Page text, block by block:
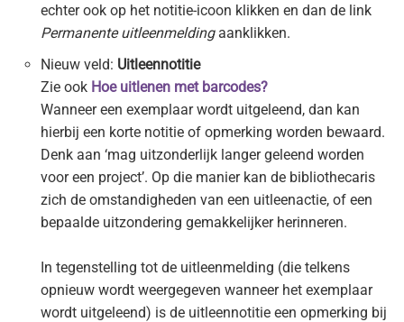
echter ook op het notitie-icoon klikken en dan de link
Permanente uitleenmeldingaanklikken.
Nieuw veld: Uitleennotitie
Zie ook Hoe uitlenen met barcodes?
Wanneer een exemplaar wordt uitgeleend, dan kan
hierbij een korte notitie of opmerking worden bewaard.
Denk aan ‘mag uitzonderlijk langer geleend worden
voor een project’. Op die manier kan de bibliothecaris
zich de omstandigheden van een uitleenactie, of een
bepaalde uitzondering gemakkelijker herinneren.
In tegenstelling tot de uitleenmelding (die telkens
opnieuw wordt weergegeven wanneer het exemplaar
wordt uitgeleend) is de uitleennotitie een opmerking bij